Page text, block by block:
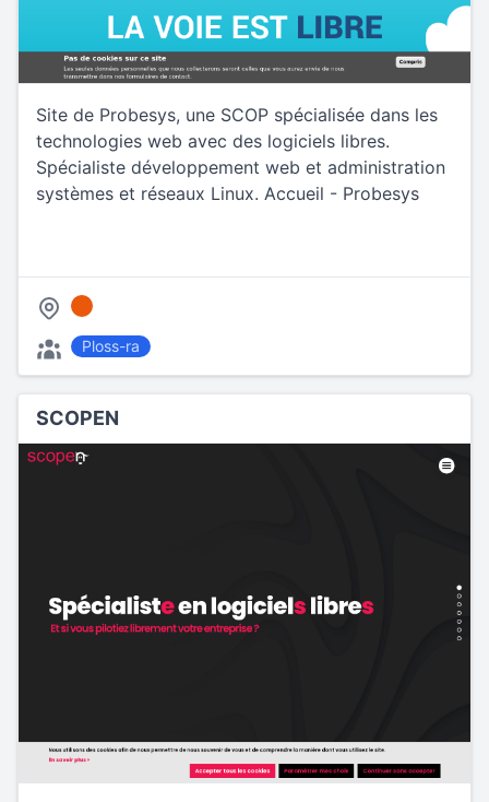
Site de Probesys, une SCOP spécialisée dans les
technologies web avec des logiciels libres.
Spécialiste développement web et administration
systèmes et réseaux Linux. Accueil - Probesys
Ploss-ra
SCOPEN